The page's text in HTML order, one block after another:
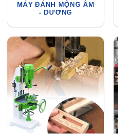
MÁY ĐÁNH MỘNG ÂM
- DƯƠNG